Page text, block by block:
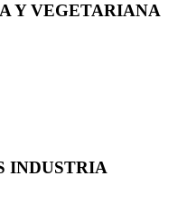
Y VEGETARIANA
INDUSTRIA